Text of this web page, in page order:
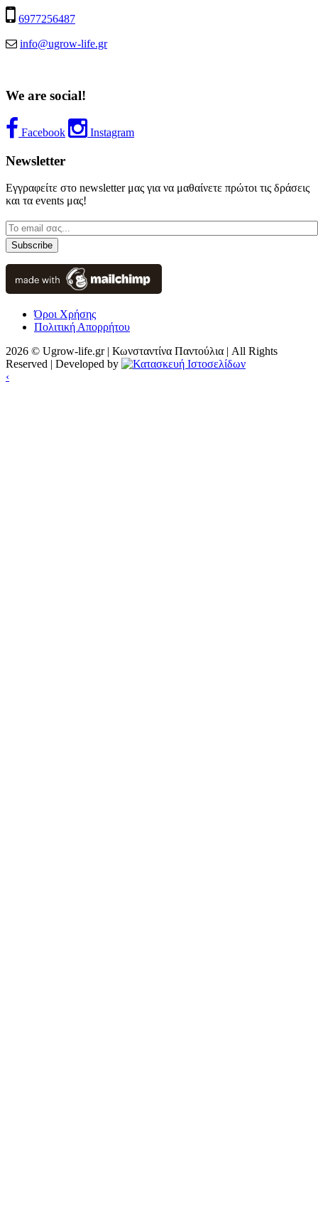
6977256487
info@ugrow-life.gr
We are social!
Facebook Instagram
Newsletter
Εγγραφείτε στο newsletter μας για να μαθαίνετε πρώτοι τις δράσεις
και τα events μας!
Όροι Χρήσης
Πολιτική Απορρήτου
2026 © Ugrow-life.gr | Κωνσταντίνα Παντούλια | All Rights
Reserved | Developed by
‹